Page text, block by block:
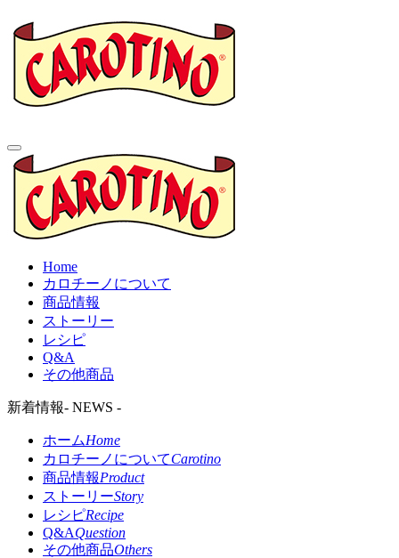
Home
カロチーノについて
商品情報
ストーリー
レシピ
Q&A
その他商品
新着情報- NEWS -
ホームHome
カロチーノについてCarotino
商品情報Product
ストーリーStory
レシピRecipe
Q&AQuestion
その他商品Others